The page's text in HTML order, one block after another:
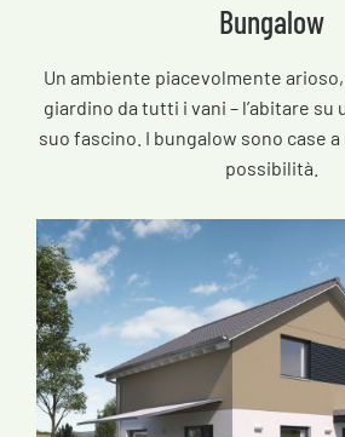
Bungalow
Un ambiente piacevolmente
giardino da tutti i vani – l’abitare su
suo fascino. I bungalow sono case
possibilità.